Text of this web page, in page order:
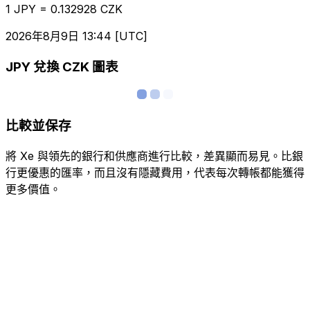
1 JPY = 0.132928 CZK
2026年8月9日 13:44 [UTC]
JPY 兌換 CZK 圖表
比較並保存
將 Xe 與領先的銀行和供應商進行比較，差異顯而易見。比銀
行更優惠的匯率，而且沒有隱藏費用，代表每次轉帳都能獲得
更多價值。